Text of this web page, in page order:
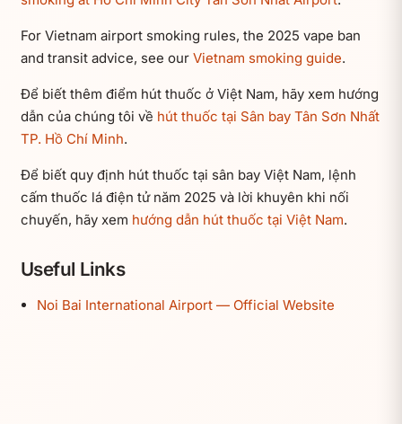
For Vietnam airport smoking rules, the 2025 vape ban
and transit advice, see our Vietnam smoking guide.
Để biết thêm điểm hút thuốc ở Việt Nam, hãy xem hướng
dẫn của chúng tôi về hút thuốc tại Sân bay Tân Sơn Nhất
TP. Hồ Chí Minh.
Để biết quy định hút thuốc tại sân bay Việt Nam, lệnh
cấm thuốc lá điện tử năm 2025 và lời khuyên khi nối
chuyến, hãy xem hướng dẫn hút thuốc tại Việt Nam.
Useful Links
Noi Bai International Airport — Official Website